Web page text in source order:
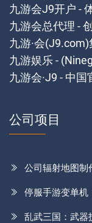
九游会J9开户 -
九游会总代理 -
九游·会
九游娱乐 -
九游会·J9 - 中
公司项目
公司辐射地图制
停服手游变单机
乱武三国：武器